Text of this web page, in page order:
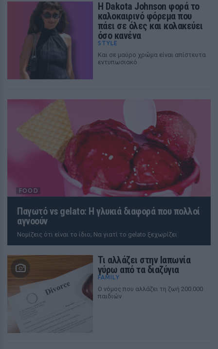
Η Dakota Johnson φορά το
καλοκαιρινό φόρεμα που
πάει σε όλες και κολακεύει
όσο κανένα
STYLE
Και σε μαύρο χρώμα είναι απίστευτα
εντυπωσιακό
FOOD
Παγωτό vs gelato: Η γλυκιά διαφορά που πολλοί
αγνοούν
Νομίζεις ότι είναι το ίδιο; Να γιατί το gelato ξεχωρίζει
Tι αλλάζει στην Ιαπωνία
γύρω από τα διαζύγια
FAMILY
Ο νόμος που αλλάζει τη ζωή 200.000
παιδιών